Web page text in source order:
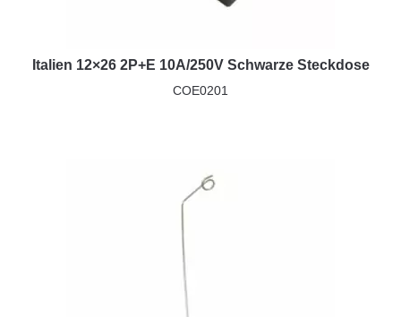
Italien 12×26 2P+E 10A/250V Schwarze Steckdose
COE0201